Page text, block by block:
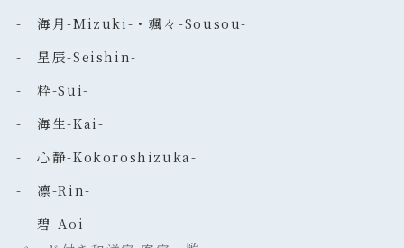
- 海月-Mizuki-・颯々-Sousou-
- 星辰-Seishin-
- 粋-Sui-
- 海生-Kai-
- 心静-Kokoroshizuka-
- 凛-Rin-
- 碧-Aoi-